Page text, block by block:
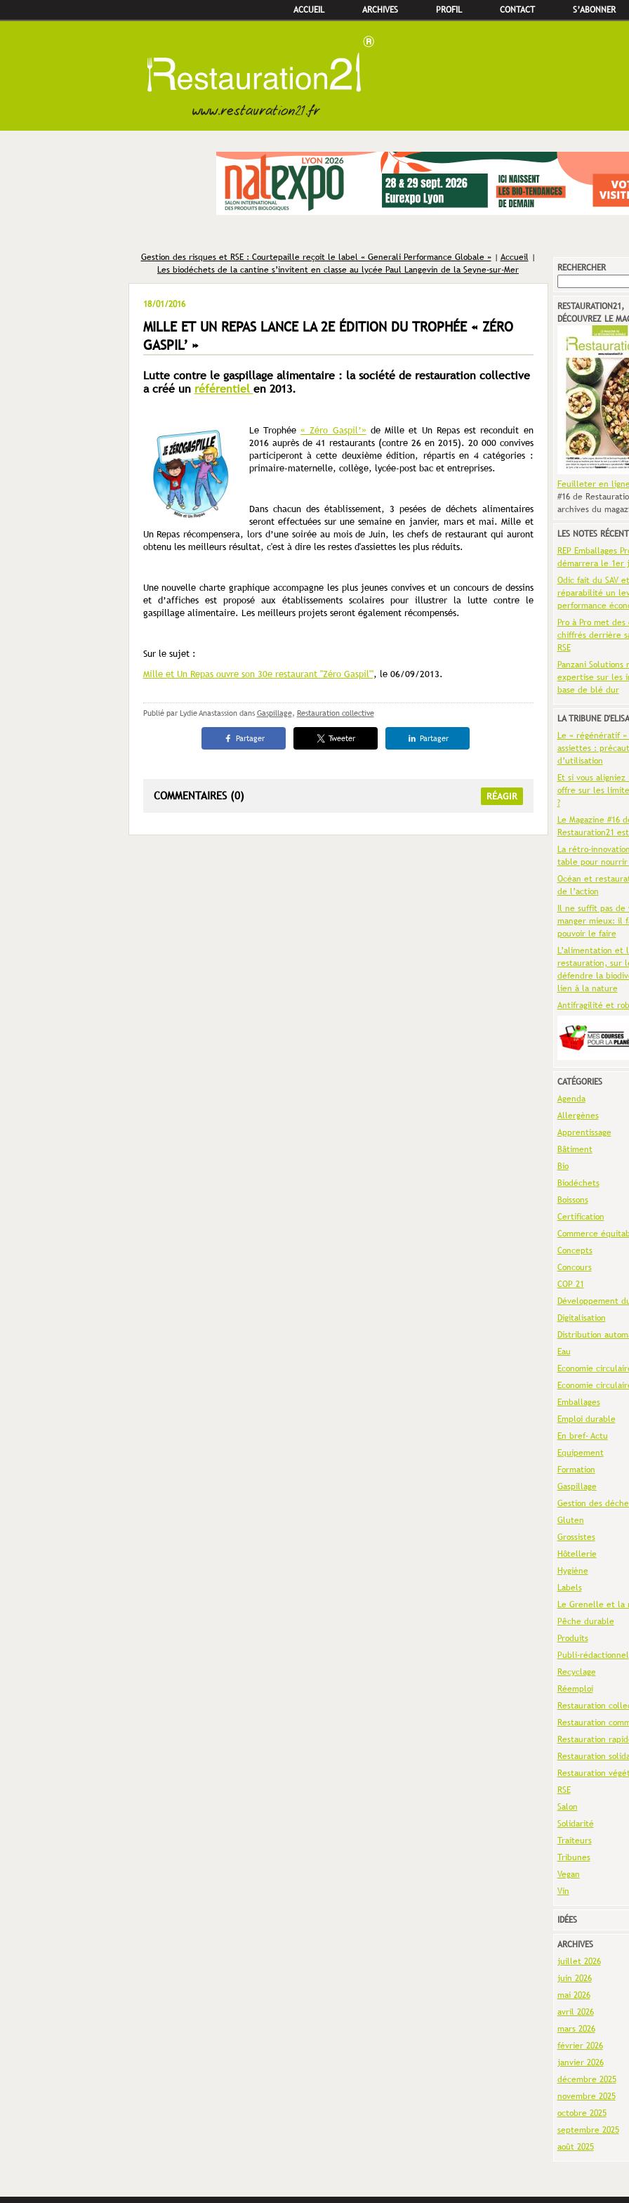
ACCUEIL ARCHIVES PROFIL CONTACT S’ABONNER
Gestion des risques et RSE : Courtepaille reçoit le label « Generali Performance Globale »| Accueil |
Les biodéchets de la cantine s’invitent en classe au lycée Paul Langevin de la Seyne-sur-Mer
18/01/2016
MILLE ET UN REPAS LANCE LA 2E ÉDITION DU TROPHÉE « ZÉRO
GASPIL’ »
Lutte contre le gaspillage alimentaire : la société de restauration collective
a créé un référentiel en 2013.
Le Trophée « Zéro Gaspil’» de Mille et Un Repas est reconduit en
2016 auprès de 41 restaurants (contre 26 en 2015). 20 000 convives
participeront à cette deuxième édition, répartis en 4 catégories :
primaire-maternelle, collège, lycée-post bac et entreprises.
Dans chacun des établissement, 3 pesées de déchets alimentaires
seront effectuées sur une semaine en janvier, mars et mai. Mille et
Un Repas récompensera, lors d’une soirée au mois de Juin, les chefs de restaurant qui auront
obtenu les meilleurs résultat, c'est à dire les restes d'assiettes les plus réduits.
Une nouvelle charte graphique accompagne les plus jeunes convives et un concours de dessins
et d’affiches est proposé aux établissements scolaires pour illustrer la lutte contre le
gaspillage alimentaire. Les meilleurs projets seront également récompensés.
Sur le sujet :
Mille et Un Repas ouvre son 30e restaurant "Zéro Gaspil'", le 06/09/2013.
Publié par Lydie Anastassion dans Gaspillage, Restauration collective
Partager Tweeter Partager
COMMENTAIRES (0) RÉAGIR
RECHERCHER
RESTAURATION21,
DÉCOUVREZ LE
Feuilleter en
#16 de
archives du
LES NOTES
REP Emballages
démarrera le 1er
Odic fait du SAV
réparabilité un
performance
Pro à Pro met
chiffrés derrière
RSE
Panzani Solutions
expertise sur les
base de blé dur
LA TRIBUNE
Le « régénératif »
assiettes :
d’utilisation
Et si vous aligniez
offre sur les
?
Le Magazine #16
Restauration21
La rétro-
table pour
Océan et
de l’action
Il ne suffit pas de
manger mieux: il
pouvoir le faire
L’alimentation et
restauration, sur
défendre la
lien à la nature
Antifragilité et
CATÉGORIES
Agenda
Allergènes
Apprentissage
Bâtiment
Bio
Biodéchets
Boissons
Certification
Commerce
Concepts
Concours
COP 21
Développement
Digitalisation
Distribution
Eau
Economie
Economie
Emballages
Emploi durable
En bref- Actu
Equipement
Formation
Gaspillage
Gestion des
Gluten
Grossistes
Hôtellerie
Hygiène
Labels
Le Grenelle et la
Pêche durable
Produits
Publi-rédactionnel
Recyclage
Réemploi
Restauration
Restauration
Restauration
Restauration
Restauration
RSE
Salon
Solidarité
Traiteurs
Tribunes
Vegan
Vin
IDÉES
ARCHIVES
juillet 2026
juin 2026
mai 2026
avril 2026
mars 2026
février 2026
janvier 2026
décembre 2025
novembre 2025
octobre 2025
septembre 2025
août 2025